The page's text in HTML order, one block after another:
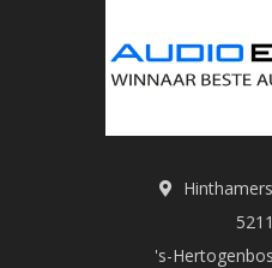
's-